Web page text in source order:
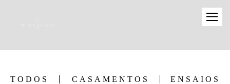
TODOS CASAMENTOS ENSAIOS